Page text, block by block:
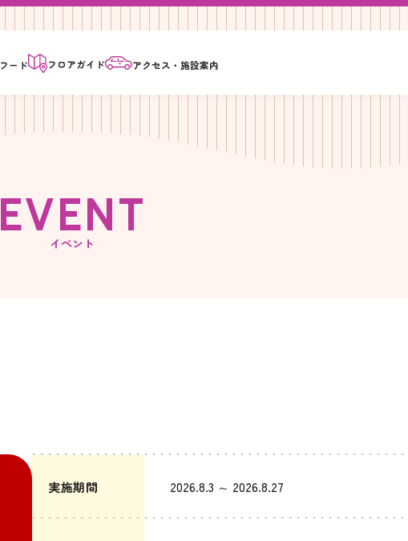
フード フロアガイド アクセス・施設案内
EVENT
イベント
実施期間 2026.8.3 ～ 2026.8.27